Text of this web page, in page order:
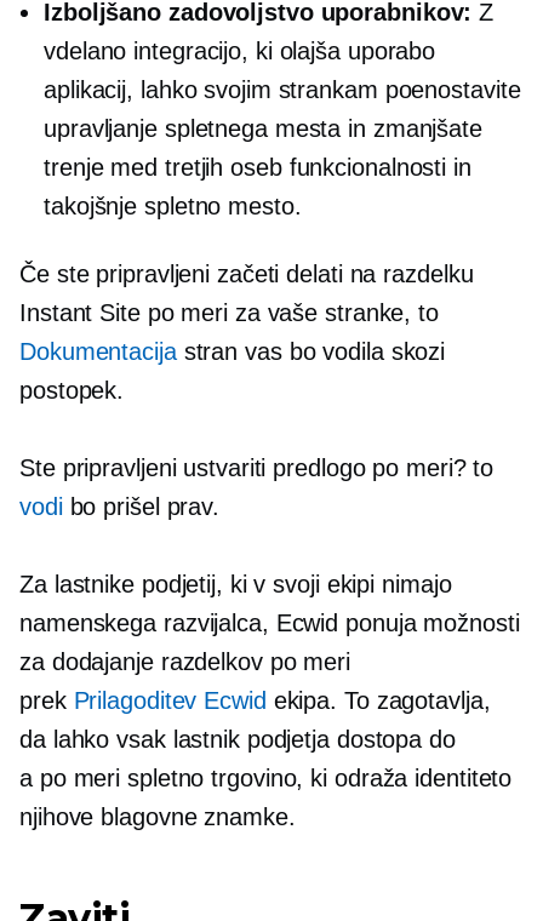
Izboljšano zadovoljstvo uporabnikov: Z
vdelano integracijo, ki olajša uporabo
aplikacij, lahko svojim strankam poenostavite
upravljanje spletnega mesta in zmanjšate
trenje med tretjih osebfunkcionalnosti in
takojšnje spletno mesto.
Če ste pripravljeni začeti delati na razdelku
Instant Site po meri za vaše stranke, to
Dokumentacijastran vas bo vodila skozi
postopek.
Ste pripravljeni ustvariti predlogo po meri? to
vodibo prišel prav.
Za lastnike podjetij, ki v svoji ekipi nimajo
namenskega razvijalca, Ecwid ponuja možnosti
za dodajanje razdelkov po meri
prek Prilagoditev Ecwid ekipa. To zagotavlja,
da lahko vsak lastnik podjetja dostopa do
a po meri spletno trgovino, ki odraža identiteto
njihove blagovne znamke.